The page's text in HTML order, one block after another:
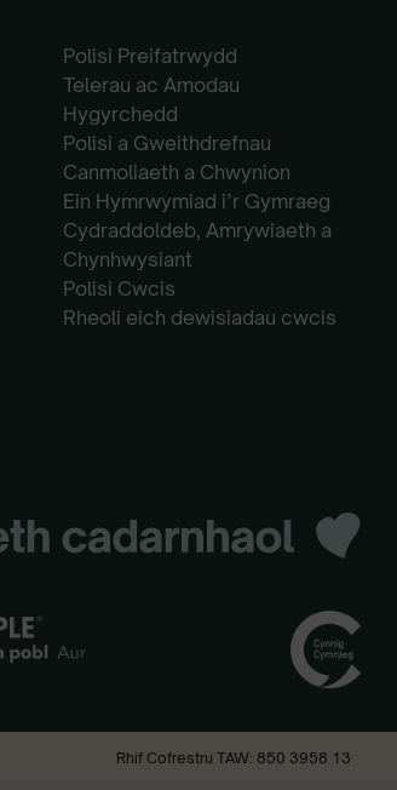
Polisi Preifatrwydd
Telerau ac Amodau
Hygyrchedd
Polisi a Gweithdrefnau
Canmoliaeth a Chwynion
Ein Hymrwymiad i’r Gymraeg
Cydraddoldeb, Amrywiaeth a
Chynhwysiant
Polisi Cwcis
Rheoli eich dewisiadau cwcis
Rhif Cofrestru TAW: 850 3958 13